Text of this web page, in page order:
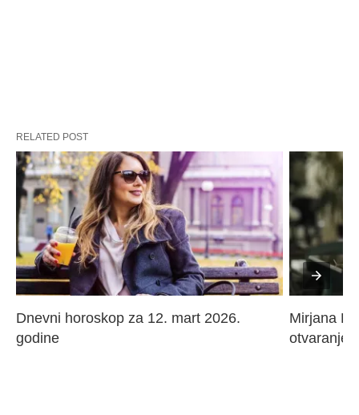
RELATED POST
Dnevni horoskop za 12. mart 2026.
godine
Mirjana
otvaranje